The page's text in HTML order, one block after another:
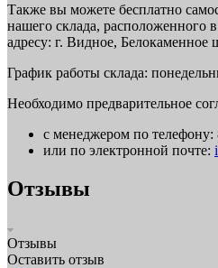
Также вы можете бесплатно
нашего склада, расположенного
адресу: г. Видное, Белокаменное
График работы склада:
Необходимо предварительное
с менеджером по телефону:
или по электронной почте:
Отзывы
Отзывы
Оставить отзыв